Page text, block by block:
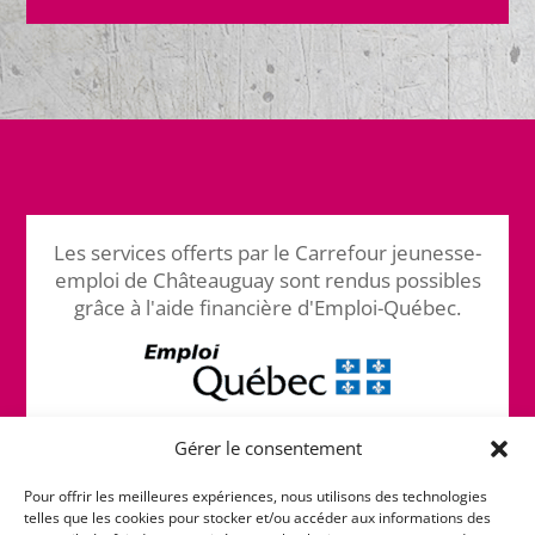
Gérer le consentement
Pour offrir les meilleures expériences, nous utilisons des technologies
telles que les cookies pour stocker et/ou accéder aux informations des
Les services offerts par le Carrefour jeunesse-
emploi de Châteauguay sont rendus possibles
grâce à l'aide financière d'Emploi-Québec.